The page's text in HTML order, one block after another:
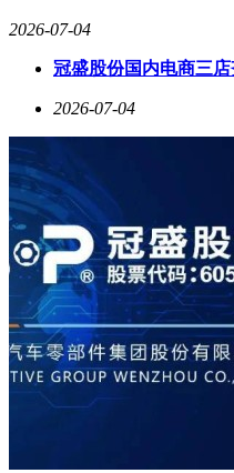
2026-07-04
冠盛股份国内电商三
2026-07-04